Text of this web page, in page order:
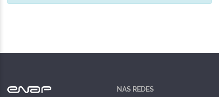
NAS REDES